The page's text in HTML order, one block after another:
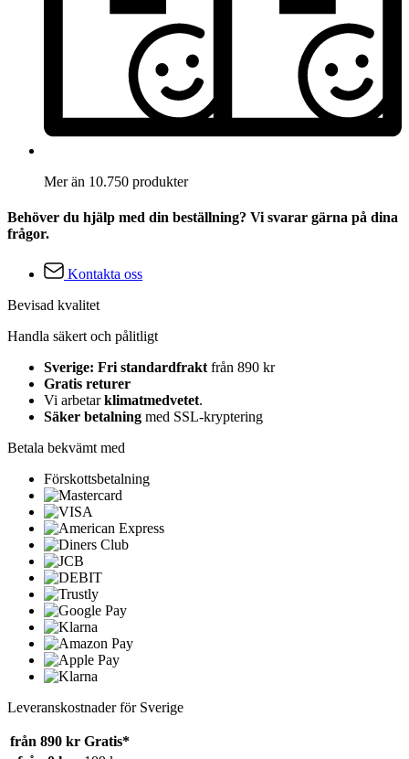
Mer än 10.750 produkter
Behöver du hjälp med din beställning? Vi svarar gärna på dina
frågor.
Kontakta oss
Bevisad kvalitet
Handla säkert och pålitligt
Sverige: Fri standardfrakt från 890 kr
Gratis returer
Vi arbetarklimatmedvetet.
Säker betalning med SSL-kryptering
Betala bekvämt med
Förskottsbetalning
Leveranskostnader för Sverige
från 890 kr Gratis*